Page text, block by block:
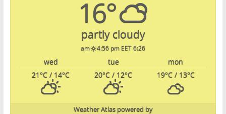
16°
partly cloudy
6:26 am
4:56 pm EET
mon
tue
wed
19°C/ 13°C
20°C / 12°C
21°C / 14°C
powered by
Weather Atlas